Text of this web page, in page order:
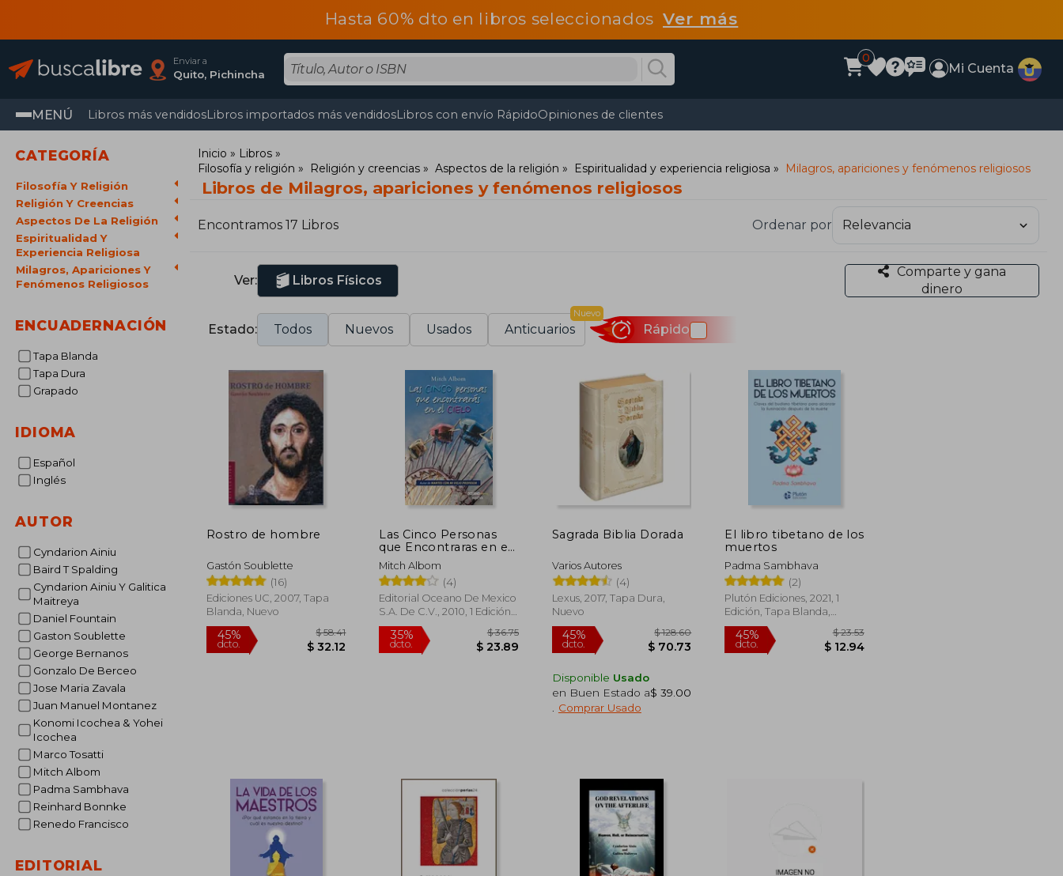
Hasta 60% dto en libros seleccionadosVer más
Enviar a
Quito, Pichincha
0
Mi Cuenta
MENÚ Libros más vendidosLibros importados más vendidosLibros con envío RápidoOpiniones de clientes
CATEGORÍA
Filosofía Y Religión
Religión Y Creencias
Aspectos De La Religión
Espiritualidad Y
Experiencia Religiosa
Milagros, Apariciones Y
Fenómenos Religiosos
ENCUADERNACIÓN
Tapa Blanda
Tapa Dura
Grapado
IDIOMA
Español
Inglés
AUTOR
Cyndarion Ainiu
Baird T Spalding
Cyndarion Ainiu Y Galitica
Maitreya
Daniel Fountain
Gaston Soublette
George Bernanos
Gonzalo De Berceo
Jose Maria Zavala
Juan Manuel Montanez
Konomi Icochea & Yohei
Icochea
Marco Tosatti
Mitch Albom
Padma Sambhava
Reinhard Bonnke
Renedo Francisco
EDITORIAL
Inicio
Libros
Filosofía y religión
Religión y creencias Aspectos de la religión Espiritualidad y experiencia religiosa Milagros, apariciones y fenómenos religiosos
Libros de Milagros, apariciones y fenómenos religiosos
Encontramos 17 Libros Ordenar por
Ver: Libros Físicos
Comparte y gana
dinero
Estado: Todos Nuevos Usados Anticuarios
Nuevo
Rápido
Rostro de hombre
Gastón Soublette
(16)
Ediciones UC, 2007, Tapa
Blanda, Nuevo
Las Cinco Personas
que Encontraras en el
Cielo
Mitch Albom
(4)
Editorial Oceano De Mexico
S.A. De C.V., 2010, 1 Edición,
Tapa Blanda, Nuevo
$ 36.75
$ 23.89
Sagrada Biblia Dorada
Varios Autores
(4)
Lexus, 2017, Tapa Dura,
Nuevo
45%
dcto.
Disponible Usado
en Buen Estado a$ 39.00
Comprar Usado
El libro tibetano de los
muertos
Padma Sambhava
(2)
Plutón Ediciones, 2021, 1
Edición, Tapa Blanda,
Nuevo